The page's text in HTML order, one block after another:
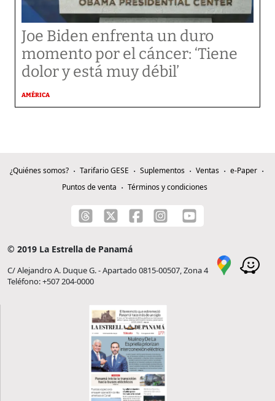
Joe Biden enfrenta un duro
momento por el cáncer: ‘Tiene
dolor y está muy débil’
AMÉRICA
¿Quiénes somos? Tarifario GESE Suplementos Ventas
e-Paper
Puntos de venta
Términos y condiciones
© 2019 La Estrella de Panamá
C/ Alejandro A. Duque G. - Apartado 0815-00507, Zona 4
Teléfono: +507 204-0000